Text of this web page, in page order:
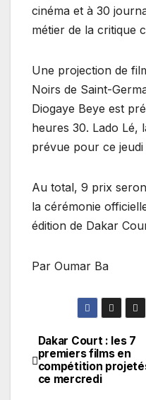
cinéma et à 30
métier de la critique
Une projection de
Noirs de Saint-
Diogaye Beye est
heures 30. Lado Lé,
prévue pour ce
Au total, 9 prix
la cérémonie
édition de Dakar
Par Oumar Ba
Navigation
de
Dakar Court : les 7
premiers films en
compétition
ce mercredi